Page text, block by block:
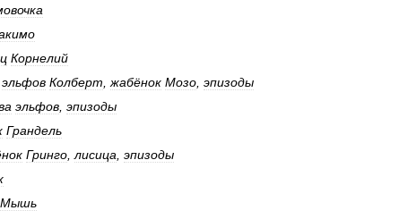
Корнелий
эльфов Колберт жабёнок Мозо эпизоды
эльфов эпизоды
Грандель
Гринго лисица эпизоды
Мышь